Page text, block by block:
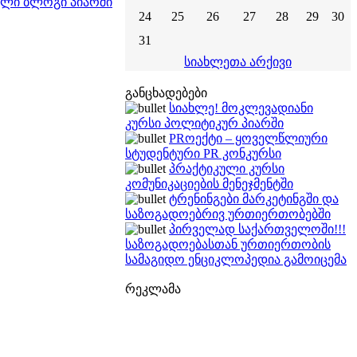
24
25 26 27 28 29
30
31
სიახლეთა არქივი
განცხადებები
სიახლე! მოკლევადიანი
კურსი პოლიტიკურ პიარში
PRოექტი – ყოველწლიური
სტუდენტური PR კონკურსი
პრაქტიკული კურსი
კომუნიკაციების მენეჯმენტში
ტრენინგები მარკეტინგში და
საზოგადოებრივ ურთიერთობებში
პირველად საქართველოში!!!
საზოგადოებასთან ურთიერთობის
სამაგიდო ენციკლოპედია გამოიცემა
რეკლამა